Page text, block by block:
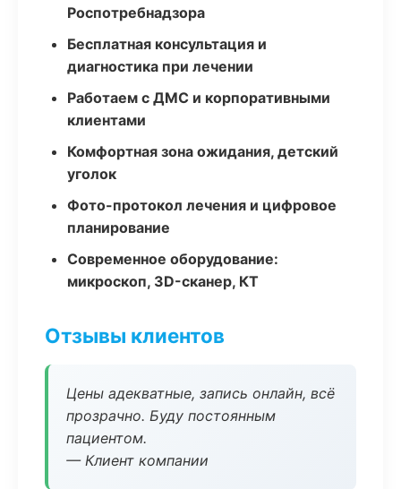
Роспотребнадзора
Бесплатная консультация и
диагностика при лечении
Работаем с ДМС и корпоративными
клиентами
Комфортная зона ожидания, детский
уголок
Фото-протокол лечения и цифровое
планирование
Современное оборудование:
микроскоп, 3D-сканер, КТ
Отзывы клиентов
Цены адекватные, запись онлайн, всё
прозрачно. Буду постоянным
пациентом.
— Клиент компании